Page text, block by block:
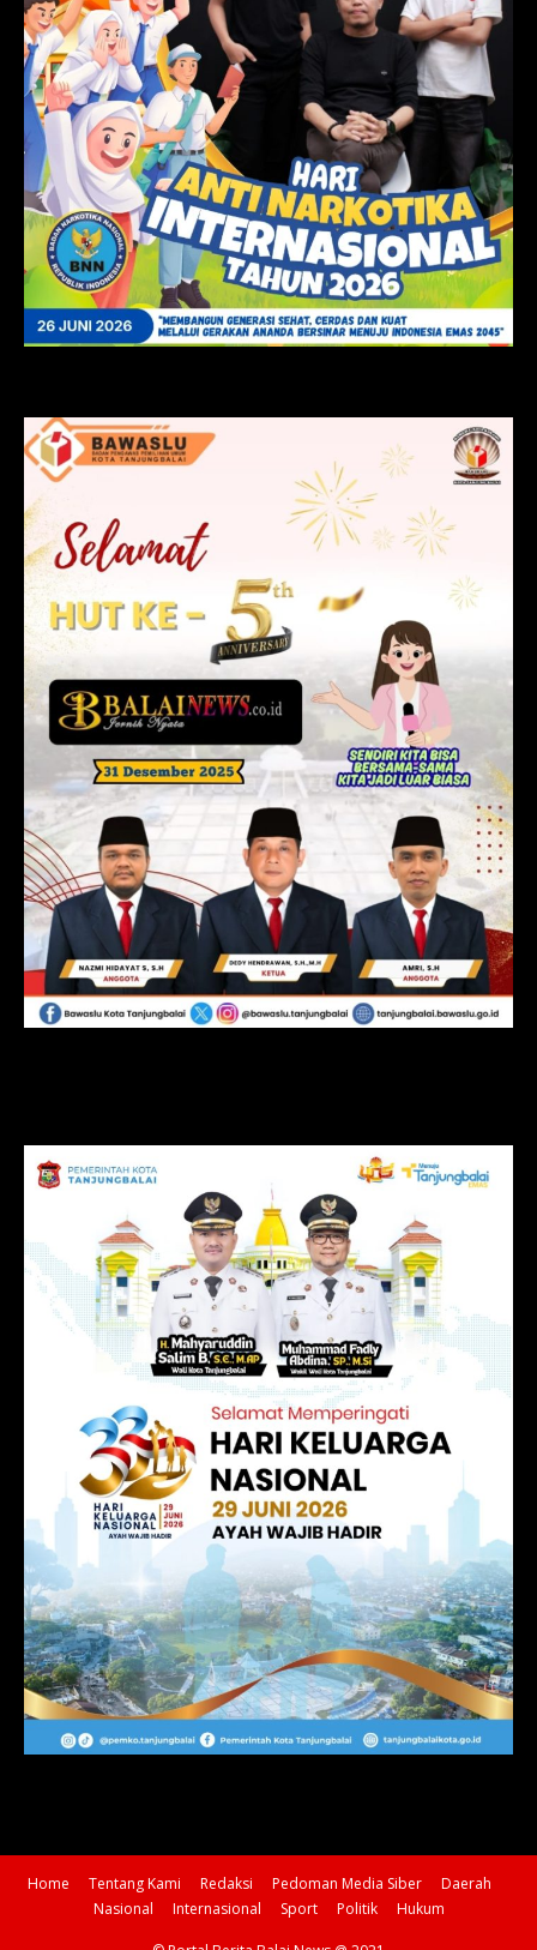
Home Tentang Kami Redaksi Pedoman Media Siber
Daerah
Nasional
Internasional Sport Politik Hukum